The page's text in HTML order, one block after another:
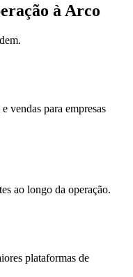
à Arco
vendas para empresas
ao longo da operação.
plataformas de